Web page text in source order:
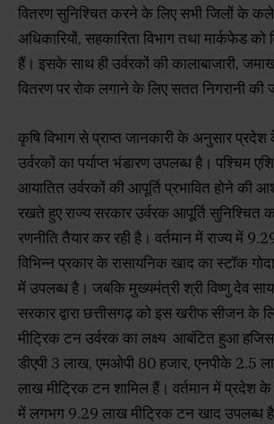
वितरण सुनिश्चित करने के लिए सभी जिलों के
अधिकारियों, सहकारिता विभाग तथा मार्कफेड को
हैं। इसके साथ ही उर्वरकों की कालाबाजारी,
वितरण पर रोक लगाने के लिए सतत निगरानी की
कृषि विभाग से प्राप्त जानकारी के अनुसार प्रदेश
उर्वरकों का पर्याप्त भंडारण उपलब्ध है। पश्चिम
आयातित उर्वरकों की आपूर्ति प्रभावित होने की
रखते हुए राज्य सरकार उर्वरक आपूर्ति सुनिश्चित
रणनीति तैयार कर रही है। वर्तमान में राज्य में
विभिन्न प्रकार के रासायनिक खाद का स्टॉक
में उपलब्ध है। जबकि मुख्यमंत्री श्री विष्णु देव
सरकार द्वारा छत्तीसगढ़ को इस खरीफ सीजन के
मीट्रिक टन उर्वरक का लक्ष्य आबंटित हुआ
डीएपी 3 लाख, एमओपी 80 हजार, एनपीके 2.5
लाख मीट्रिक टन शामिल हैं। वर्तमान में प्रदेश के
में लगभग 9.29 लाख मीट्रिक टन खाद उपलब्ध